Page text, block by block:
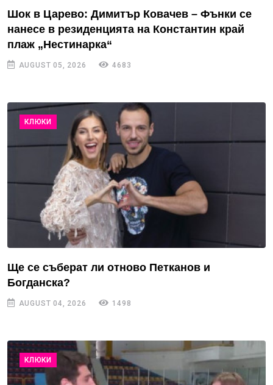
Шок в Царево: Димитър Ковачев – Фънки се
нанесе в резиденцията на Константин край
плаж „Нестинарка“
AUGUST 05, 2026 4683
КЛЮКИ
Ще се съберат ли отново Петканов и
Богданска?
AUGUST 04, 2026 1498
КЛЮКИ